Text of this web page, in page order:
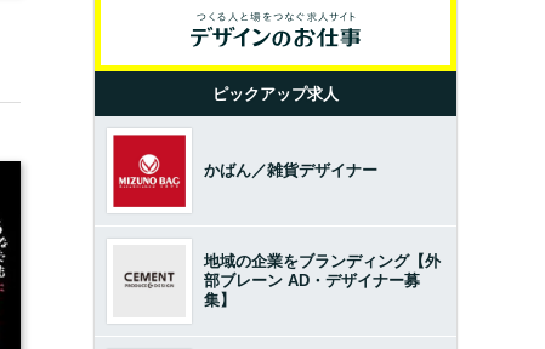
ピックアップ求人
かばん／雑貨デザイナー
地域の企業をブランディング【外
部ブレーン AD・デザイナー募
集】